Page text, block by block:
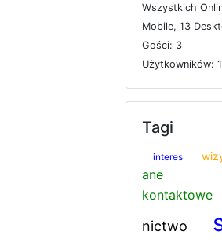
Wszystkich Onli
Mobile, 13 Deskt
Gości: 3
Użytkowników:
Tagi
interes
ane
kontaktowe
nictwo